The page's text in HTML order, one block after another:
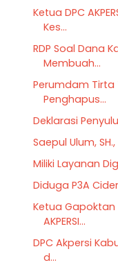
Ketua DPC
Kes...
RDP Soal Dana
Membuah...
Perumdam
Penghapus...
Deklarasi
Saepul Ulum, SH.,
Miliki Layanan
Diduga P3A
Ketua Gapoktan
AKPERSI...
DPC Akpersi
d...